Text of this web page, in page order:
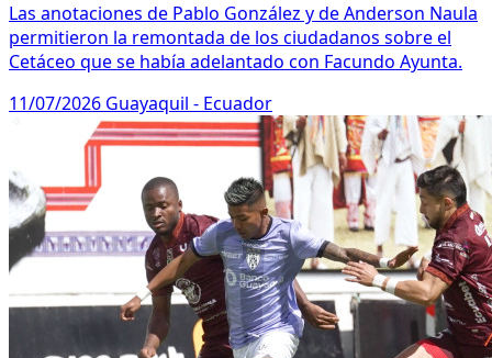
Las anotaciones de Pablo González y de Anderson Naula
permitieron la remontada de los ciudadanos sobre el
Cetáceo que se había adelantado con Facundo Ayunta.
11/07/2026 Guayaquil - Ecuador